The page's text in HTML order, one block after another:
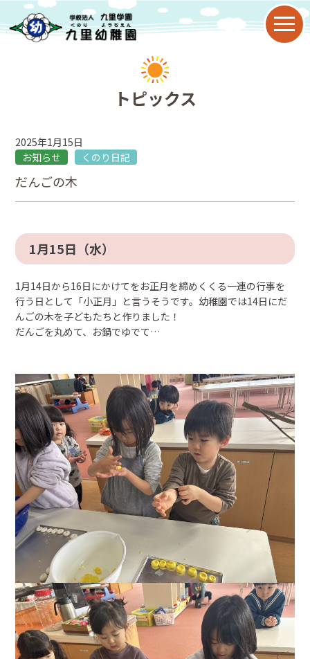
園について
九里幼稚園の特色
園の歴史
子育て支援
2歳児保育
預かり保育
給食
未就園児教室・幼稚園開放
入園のご案内
設定区分
利用時間
定員
経費
入園の流れ
トピックス
2025年1月15日
お知らせ
くのり日記
だんごの木
1月15日（水）
1月14日から16日にかけてをお正月を締めくくる一連の行事を
行う日として「小正月」と言うそうです。幼稚園では14日にだ
んごの木を子どもたちと作りました！
だんごを丸めて、お鍋でゆでて…